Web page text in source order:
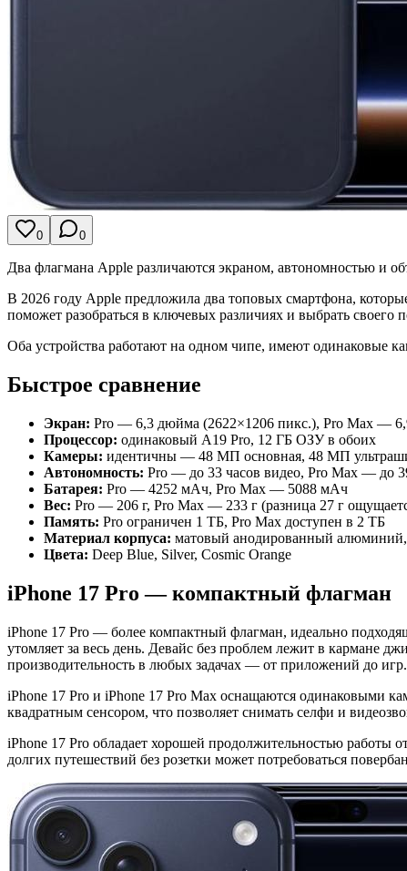
0 0
Два флагмана Apple различаются экраном, автономностью и
В 2026 году Apple предложила два топовых смартфона,
поможет разобраться в ключевых различиях и выбрать своего
Оба устройства работают на одном чипе, имеют одинаковые
Быстрое сравнение
Экран: Pro — 6,3 дюйма (2622×1206 пикс.), Pro Max —
Процессор: одинаковый A19 Pro, 12 ГБ ОЗУ в обоих
Камеры: идентичны — 48 МП основная, 48 МП
Автономность: Pro — до 33 часов видео, Pro Max — до
Батарея: Pro — 4252 мАч, Pro Max — 5088 мАч
Вес: Pro — 206 г, Pro Max — 233 г (разница 27 г
Память: Pro ограничен 1 ТБ, Pro Max доступен в 2 ТБ
Материал корпуса: матовый анодированный алюминий,
Цвета: Deep Blue, Silver, Cosmic Orange
iPhone 17 Pro — компактный флагман
iPhone 17 Pro — более компактный флагман, идеально
утомляет за весь день. Девайс без проблем лежит в кармане
производительность в любых задачах — от приложений до игр.
iPhone 17 Pro и iPhone 17 Pro Max оснащаются одинаковыми
квадратным сенсором, что позволяет снимать селфи и
iPhone 17 Pro обладает хорошей продолжительностью работы
долгих путешествий без розетки может потребоваться